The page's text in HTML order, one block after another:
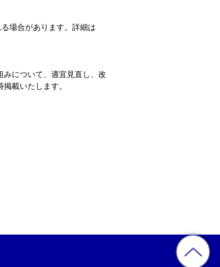
場合があります。詳細は
について、適宜見直し、改
載いたします。